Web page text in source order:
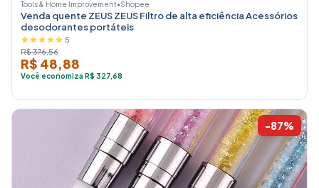
Tools & Home Improvement•Shopee
Venda quente ZEUS ZEUS Filtro de alta eficiência Acessórios
desodorantes portáteis
5
R$ 376,56
R$ 48,88
Você economiza R$ 327,68
-87%